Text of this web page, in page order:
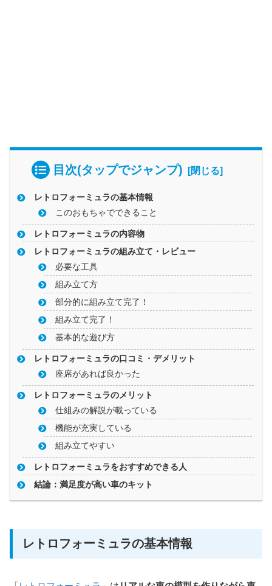
目次(タップでジャンプ)
レトロフォーミュラの基本情報
このおもちゃでできること
レトロフォーミュラの内容物
レトロフォーミュラの組み立て・レビュー
必要な工具
組み立て方
部分的に組み立て完了！
組み立て完了！
基本的な遊び方
レトロフォーミュラの口コミ・デメリット
座席があれば良かった
レトロフォーミュラのメリット
仕組みの解説が載っている
機能が充実している
組み立てやすい
レトロフォーミュラをおすすめできる人
結論：満足度が高い車のキット
レトロフォーミュラの基本情報